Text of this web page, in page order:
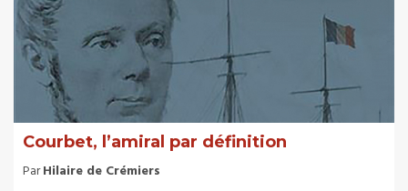
Courbet, l’amiral par définition
ParHilaire de Crémiers